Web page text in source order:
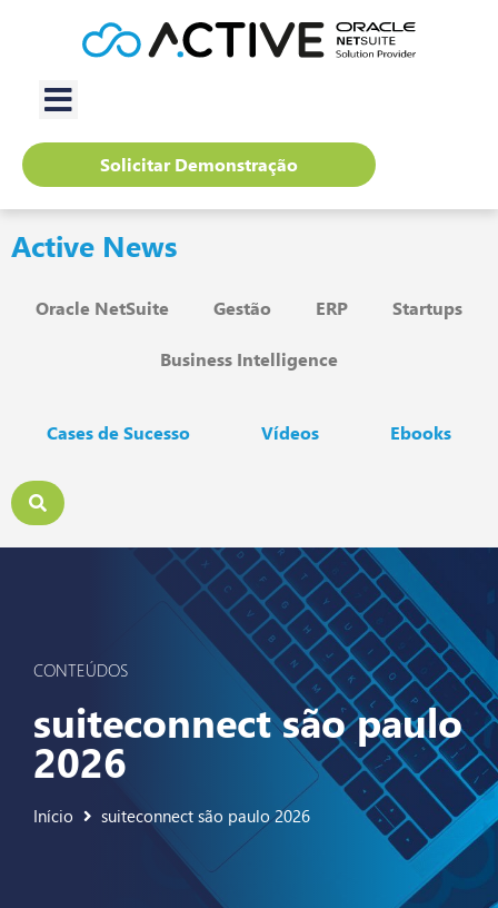
Solicitar Demonstração
Active News
Oracle NetSuite Gestão ERP Startups
Business Intelligence
Cases de Sucesso Vídeos Ebooks
CONTEÚDOS
suiteconnect são paulo
2026
Início suiteconnect são paulo 2026